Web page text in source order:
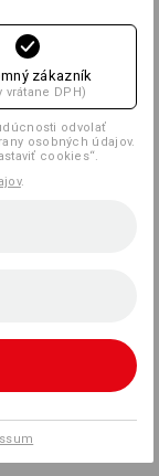
zákazník
vrátane DPH)
odvolať
osobných údajov.
cookies“.
.